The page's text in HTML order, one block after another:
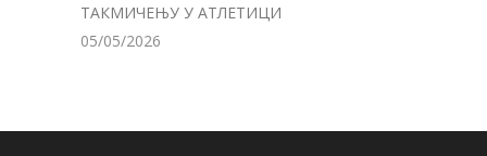
ТАКМИЧЕЊУ У АТЛЕТИЦИ
05/05/2026